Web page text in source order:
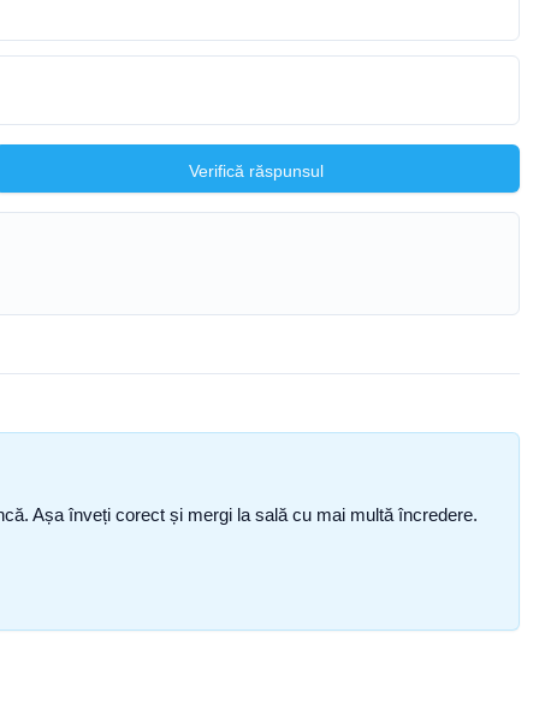
Verifică răspunsul
Așa înveți corect și mergi la sală cu mai multă încredere.